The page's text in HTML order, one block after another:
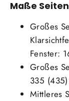
Maße
Großes
Fenster:
Großes
335
Mittleres